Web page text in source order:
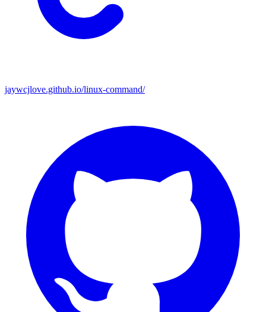
jaywcjlove.github.io/linux-command/